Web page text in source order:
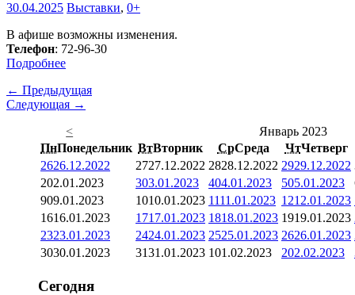
30.04.2025 Выставки, 0+
В афише возможны изменения.
Телефон: 72-96-30
Подробнее
← Предыдущая
Следующая →
<
Январь 2023
ПнПонедельник ВтВторник СрСреда ЧтЧетверг
2626.12.2022 2727.12.2022 2828.12.2022 2929.12.2022
202.01.2023 303.01.2023 404.01.2023 505.01.2023
909.01.2023 1010.01.2023 1111.01.2023 1212.01.2023
1616.01.2023 1717.01.2023 1818.01.2023 1919.01.2023
2323.01.2023 2424.01.2023 2525.01.2023 2626.01.2023
3030.01.2023 3131.01.2023 101.02.2023 202.02.2023
Сегодня